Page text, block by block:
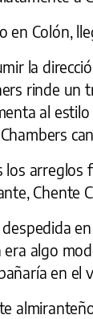
en Colón,
la
rinde un
al
los arreglos
Chente
despedida
era algo
en el